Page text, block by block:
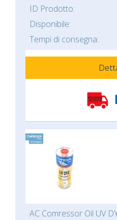
ID Prodotto:
Disponibile:
Tempi di consegna:
AC Comressor Oil UV